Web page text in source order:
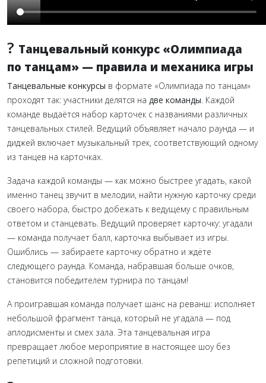
? Танцевальный конкурс «Олимпиада
по танцам» — правила и механика игры
Танцевальные конкурсы в формате «Олимпиада по танцам»
проходят так: участники делятся на две команды . Каждой
команде выдаётся набор карточек с названиями различных
танцевальных стилей. Ведущий объявляет начало раунда — и
диджей включает музыкальный трек, соответствующий одному
из танцев на карточках.
Задача каждой команды — как можно быстрее угадать, какой
именно танец звучит в мелодии, найти нужную карточку среди
своего набора, быстро добежать к ведущему с правильным
ответом и станцевать. Ведущий проверяет карточку: угадали
— команда получает балл, карточка выбывает из игры.
Ошиблись — забираете карточку обратно и ждёте
следующего раунда. Команда, набравшая больше очков,
становится победителем турнира по танцам!
А проигравшая команда получает шанс на реванш: исполняет
небольшой фрагмент танца, который не угадала — под
аплодисменты и смех зала. Эта танцевальная игра
превращает любое мероприятие в настоящее шоу без
репетиций и сложной подготовки.